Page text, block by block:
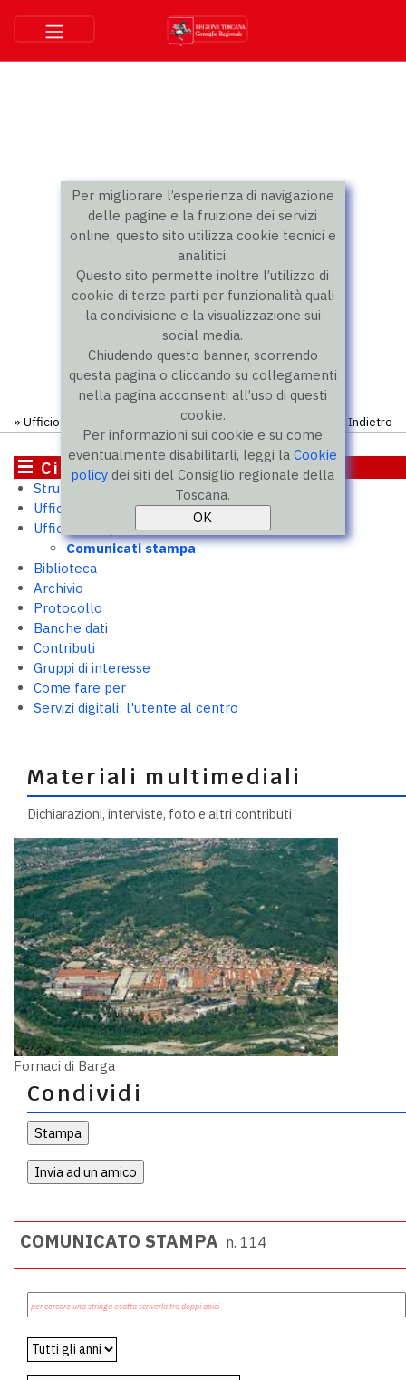
Per migliorare l’esperienza di navigazione
delle pagine e la fruizione dei servizi
online, questo sito utilizza cookie tecnici e
analitici.
Questo sito permette inoltre l’utilizzo di
cookie di terze parti per funzionalità quali
la condivisione e la visualizzazione sui
social media.
Chiudendo questo banner, scorrendo
questa pagina o cliccando su collegamenti
nella pagina acconsenti all’uso di questi
cookie.
Per informazioni sui cookie e su come
eventualmente disabilitarli, leggi laCookie
policy dei siti del Consiglio regionale della
Toscana.
» Ufficio stampa » Comunicato Indietro
Cittadini
Struttura e uffici
Ufficio relazioni con il pubblico
Ufficio stampa
Comunicati stampa
Biblioteca
Archivio
Protocollo
Banche dati
Contributi
Gruppi di interesse
Come fare per
Servizi digitali: l'utente al centro
Materiali multimediali
Dichiarazioni, interviste, foto e altri contributi
Fornaci di Barga
Condividi
COMUNICATO STAMPA n. 114